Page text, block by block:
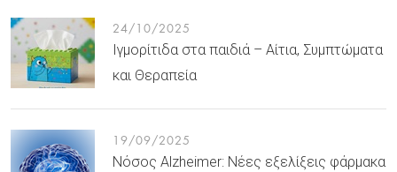
24/10/2025
Ιγμορίτιδα στα παιδιά – Αίτια, Συμπτώματα
και Θεραπεία
19/09/2025
Νόσος Alzheimer: Νέες εξελίξεις φάρμακα